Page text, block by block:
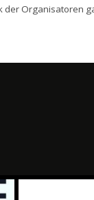
der Organisatoren